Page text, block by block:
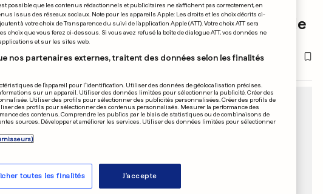
du
LANCERS-FRANCS
Dwight Howard balaie le
record de 1962
0 0
possible que les contenus rédactionnels et publicitaires ne s'affichent pas correctement, en
issus des réseaux sociaux. Note pour les appareils Apple: Les droits et les choix décrits ci-
à votre choix de Transparence du suivi de l'application Apple (ATT). Votre choix ATT sera
choix que vous ferez ci-dessous. Si vous avez refusé la boîte de dialogue ATT, vos données ne
et sur les sites web.
nos partenaires externes, traitent des données selon les finalités
de l’appareil pour l’identification. Utiliser des données de géolocalisation précises.
sur un appareil. Utiliser des données limitées pour sélectionner la publicité. Créer des
Utiliser des profils pour sélectionner des publicités personnalisées. Créer des profils de
des profils pour sélectionner des contenus personnalisés. Mesurer la performance des
des contenus. Comprendre les publics par le biais de statistiques ou de combinaisons de
sources. Développer et améliorer les services. Utiliser des données limitées pour sélectionner
toutes les finalités J'accepte